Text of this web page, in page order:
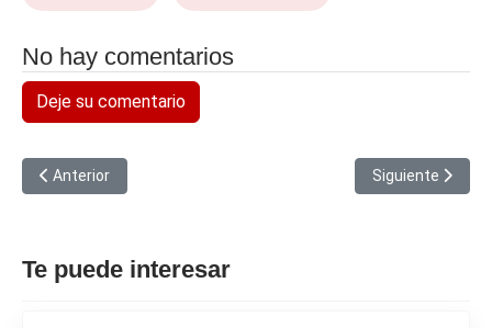
No hay comentarios
Deje su comentario
Artículo anterior: Veteranos darán brillo a Serie Nacional
Anterior Artículo
Siguiente
Te puede interesar